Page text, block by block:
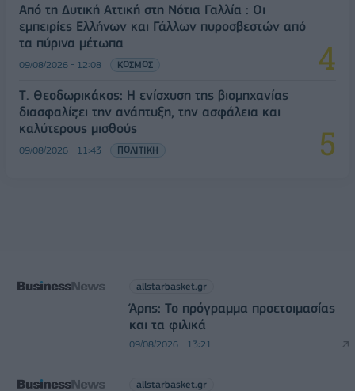
Από τη Δυτική Αττική στη Νότια Γαλλία : Οι
εμπειρίες Ελλήνων και Γάλλων πυροσβεστών από
τα πύρινα μέτωπα
09/08/2026 - 12:08 ΚΟΣΜΟΣ
Τ. Θεοδωρικάκος: Η ενίσχυση της βιομηχανίας
διασφαλίζει την ανάπτυξη, την ασφάλεια και
καλύτερους μισθούς
09/08/2026 - 11:43 ΠΟΛΙΤΙΚΗ
allstarbasket.gr
Άρης: Το πρόγραμμα προετοιμασίας
και τα φιλικά
09/08/2026 - 13:21
allstarbasket.gr